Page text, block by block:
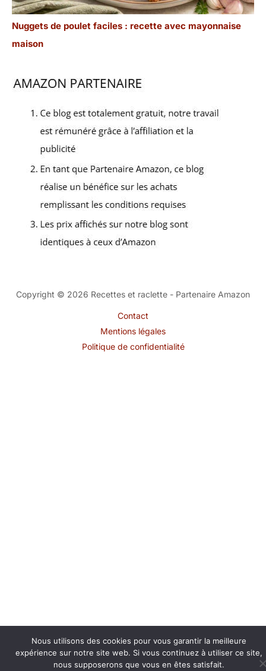
Nuggets de poulet faciles : recette avec mayonnaise
maison
Copyright © 2026 Recettes et raclette - Partenaire Amazon
Contact
Mentions légales
Politique de confidentialité
Nous utilisons des cookies pour vous garantir la meilleure
expérience sur notre site web. Si vous continuez à utiliser ce site,
nous supposerons que vous en êtes satisfait.